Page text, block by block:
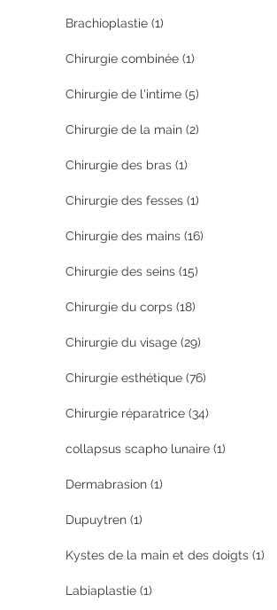
Brachioplastie (1)
Chirurgie combinée (1)
Chirurgie de l'intime (5)
Chirurgie de la main (2)
Chirurgie des bras (1)
Chirurgie des fesses (1)
Chirurgie des mains (16)
Chirurgie des seins (15)
Chirurgie du corps (18)
Chirurgie du visage (29)
Chirurgie esthétique (76)
Chirurgie réparatrice (34)
collapsus scapho lunaire (1)
Dermabrasion (1)
Dupuytren (1)
Kystes de la main et des doigts (1)
Labiaplastie (1)